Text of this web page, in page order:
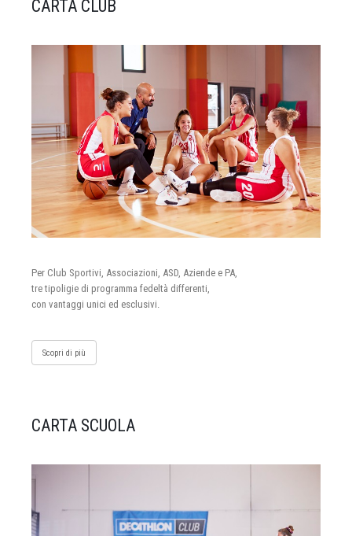
CARTA CLUB
Per Club Sportivi, Associazioni, ASD, Aziende e PA,
tre tipoligie di programma fedeltà differenti,
con vantaggi unici ed esclusivi.
Scopri di più
CARTA SCUOLA